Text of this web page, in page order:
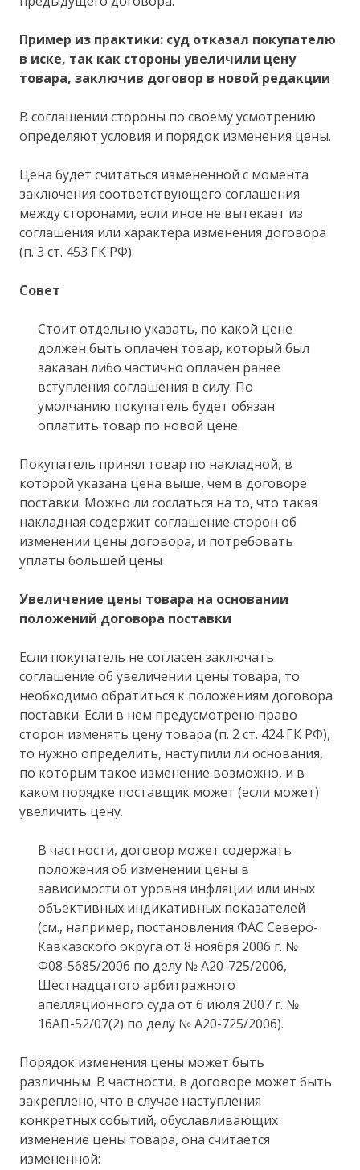
Пример из практики: суд отказал покупателю
в иске, так как стороны увеличили цену
товара, заключив договор в новой редакции
В соглашении стороны по своему усмотрению
определяют условия и порядок изменения цены.
Цена будет считаться измененной с момента
заключения соответствующего соглашения
между сторонами, если иное не вытекает из
соглашения или характера изменения договора
(п. 3 ст. 453 ГК РФ).
Совет
Стоит отдельно указать, по какой цене
должен быть оплачен товар, который был
заказан либо частично оплачен ранее
вступления соглашения в силу. По
умолчанию покупатель будет обязан
оплатить товар по новой цене.
Покупатель принял товар по накладной, в
которой указана цена выше, чем в договоре
поставки. Можно ли сослаться на то, что такая
накладная содержит соглашение сторон об
изменении цены договора, и потребовать
уплаты большей цены
Увеличение цены товара на основании
положений договора поставки
Если покупатель не согласен заключать
соглашение об увеличении цены товара, то
необходимо обратиться к положениям договора
поставки. Если в нем предусмотрено право
сторон изменять цену товара (п. 2 ст. 424 ГК РФ),
то нужно определить, наступили ли основания,
по которым такое изменение возможно, и в
каком порядке поставщик может (если может)
увеличить цену.
В частности, договор может содержать
положения об изменении цены в
зависимости от уровня инфляции или иных
объективных индикативных показателей
(см., например, постановления ФАС Северо-
Кавказского округа от 8 ноября 2006 г. №
Ф08-5685/2006 по делу № А20-725/2006,
Шестнадцатого арбитражного
апелляционного суда от 6 июля 2007 г. №
16АП-52/07(2) по делу № А20-725/2006).
Порядок изменения цены может быть
различным. В частности, в договоре может быть
закреплено, что в случае наступления
конкретных событий, обуславливающих
изменение цены товара, она считается
измененной: